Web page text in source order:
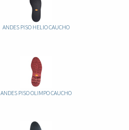
ANDES PISO HELIO CAUCHO
ANDES PISO OLIMPO CAUCHO